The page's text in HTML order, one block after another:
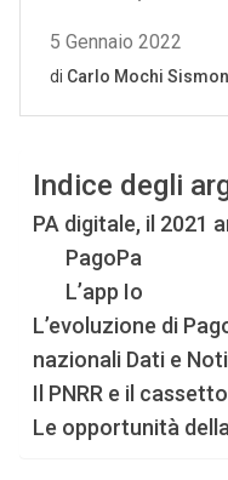
Indice degli
PA digitale, il 2021
PagoPa
L’app Io
L’evoluzione di
nazionali Dati e
Il PNRR e il
Le opportunità